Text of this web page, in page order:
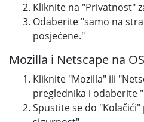
Kliknite na "Privatnost"
Odaberite "samo na
posjećene."
Mozilla i Netscape na
Kliknite "Mozilla" ili
preglednika i odaberite
Spustite se do